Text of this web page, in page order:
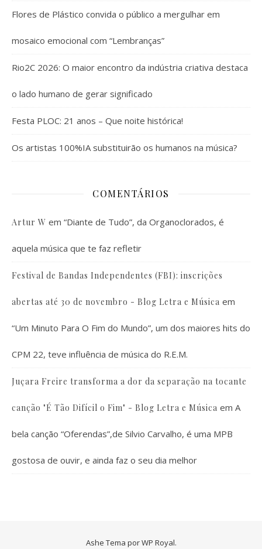
Flores de Plástico convida o público a mergulhar em
mosaico emocional com “Lembranças”
Rio2C 2026: O maior encontro da indústria criativa destaca
o lado humano de gerar significado
Festa PLOC: 21 anos – Que noite histórica!
Os artistas 100%IA substituirão os humanos na música?
COMENTÁRIOS
Artur W em “Diante de Tudo”, da Organoclorados, é
aquela música que te faz refletir
Festival de Bandas Independentes (FBI): inscrições
abertas até 30 de novembro - Blog Letra e Música em
“Um Minuto Para O Fim do Mundo”, um dos maiores hits do
CPM 22, teve influência de música do R.E.M.
Juçara Freire transforma a dor da separação na tocante
canção "É Tão Difícil o Fim" - Blog Letra e Música em A
bela canção “Oferendas”,de Silvio Carvalho, é uma MPB
gostosa de ouvir, e ainda faz o seu dia melhor
Ashe Tema porWP Royal.